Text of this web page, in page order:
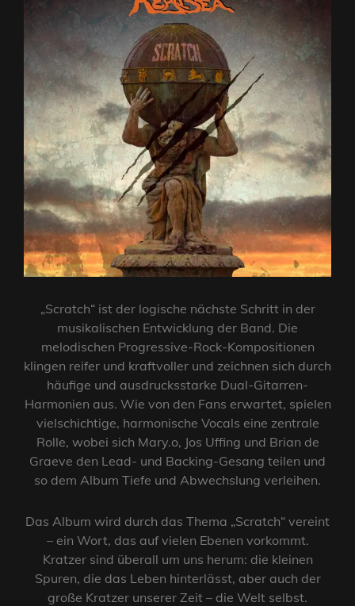
„Scratch“ ist der logische nächste Schritt in der
musikalischen Entwicklung der Band. Die
melodischen Progressive-Rock-Kompositionen
klingen reifer und kraftvoller und zeichnen sich durch
häufige und ausdrucksstarke Dual-Gitarren-
Harmonien aus. Wie von den Fans erwartet, spielen
vielschichtige, harmonische Vocals eine zentrale
Rolle, wobei sich Mary.o, Jos Uffing und Brian de
Graeve den Lead- und Backing-Gesang teilen und
so dem Album Tiefe und Abwechslung verleihen.
Das Album wird durch das Thema „Scratch“ vereint
– ein Wort, das auf vielen Ebenen vorkommt.
Kratzer sind überall um uns herum: die kleinen
Spuren, die das Leben hinterlässt, aber auch der
große Kratzer unserer Zeit – die Welt selbst.